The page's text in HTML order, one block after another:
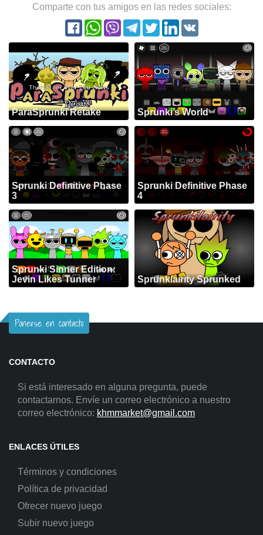
Comparte con tus amigos en las redes sociales:
ParaSprunki Retake Sprunki’s World
Sprunki Definitive Phase
3
Sprunki Definitive Phase
4
Sprunki Sinner Edition:
Jevin Likes Tunner
Sprunklairity Sprunked
Ponerse en contacto
CONTACTO
Si está interesado en alguna pregunta, puede
contactarnos. Envíe un correo electrónico a nuestro
correo electrónico: khmmarket@gmail.com
ENLACES ÚTILES
Términos y condiciones
Política de privacidad
Ofrecer nuevo juego
Subir nuevo juego